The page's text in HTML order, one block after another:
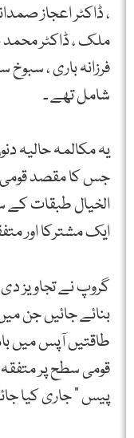
، ڈاکٹر اعجاز
ملک ، ڈاکٹر محمد
فرزانہ باری ، سبوخ
شامل تھے ۔
یہ مکالمہ حالیہ
جس کا مقصد
الخیال طبقات
ایک مشترکا اور
گروپ نے تجاویز
بنائے جائیں جن
طاقتیں آپس میں
قومی سطح پر
پیس “ جاری کیا